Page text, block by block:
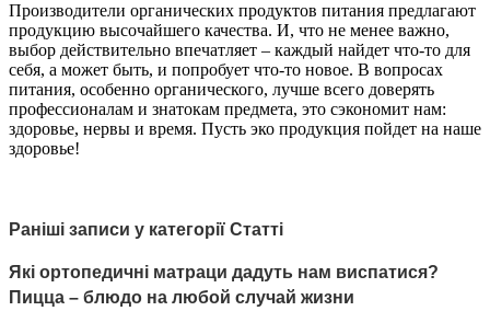
Производители органических продуктов питания предлагают
продукцию высочайшего качества. И, что не менее важно,
выбор действительно впечатляет – каждый найдет что-то для
себя, а может быть, и попробует что-то новое. В вопросах
питания, особенно органического, лучше всего доверять
профессионалам и знатокам предмета, это сэкономит нам:
здоровье, нервы и время. Пусть эко продукция пойдет на наше
здоровье!
Раніші записи у категорії Статті
Які ортопедичні матраци дадуть нам виспатися?
Пицца – блюдо на любой случай жизни